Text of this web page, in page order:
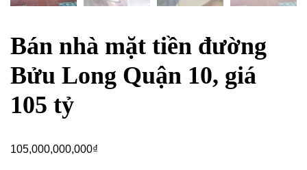
Bán nhà mặt tiền đường
Bửu Long Quận 10, giá
105 tỷ
105,000,000,000₫